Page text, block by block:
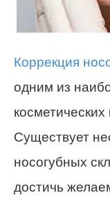
Коррекция
одним из
Существует
носогубных
достичь